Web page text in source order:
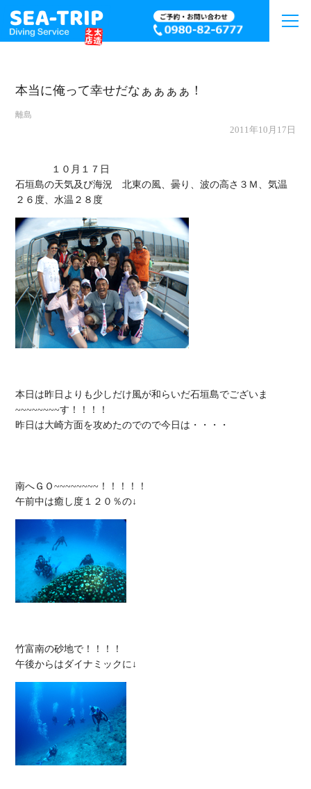
本当に俺って幸せだなぁぁぁぁ！
離島
2011年10月17日
石垣島の天気及び海況　北東の風、曇り、波の高さ３Ｍ、気温
本日は昨日よりも少しだけ風が和らいだ石垣島でございま
~~~~~~~~す！！！！
昨日は大崎方面を攻めたのでので今日は・・・・
南へＧＯ~~~~~~~~！！！！！
竹富南の砂地で！！！！